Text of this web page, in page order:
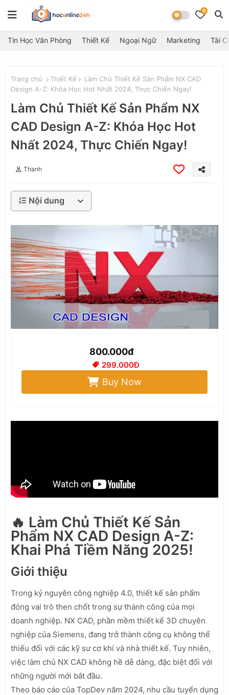
0
Tin Học Văn Phòng Thiết Kế Ngoại Ngữ Marketing Tài
Trang chủ Thiết Kế
Làm Chủ Thiết Kế Sản Phẩm NX CAD
Design A-Z: Khóa Học Hot Nhất 2024, Thực Chiến Ngay!
Làm Chủ Thiết Kế Sản Phẩm NX
CAD Design A-Z: Khóa Học Hot
Nhất 2024, Thực Chiến Ngay!
Thanh
Nội dung
800.000đ
299.000Đ
Buy Now
🔥 Làm Chủ Thiết Kế Sản
Phẩm NX CAD Design A-Z:
Khai Phá Tiềm Năng 2025!
Giới thiệu
Trong kỷ nguyên công nghiệp 4.0, thiết kế sản phẩm
đóng vai trò then chốt trong sự thành công của mọi
doanh nghiệp. NX CAD, phần mềm thiết kế 3D chuyên
nghiệp của Siemens, đang trở thành công cụ không thể
thiếu đối với các kỹ sư cơ khí và nhà thiết kế. Tuy nhiên,
việc làm chủ NX CAD không hề dễ dàng, đặc biệt đối với
những người mới bắt đầu.
Theo báo cáo của TopDev năm 2024, nhu cầu tuyển dụng